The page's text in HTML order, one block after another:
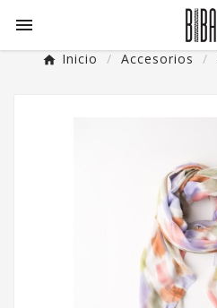

Inicio Accesorios